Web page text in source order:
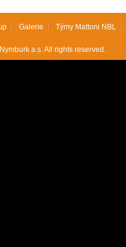
Galerie Týmy Mattoni NBL
a.s. All rights reserved.